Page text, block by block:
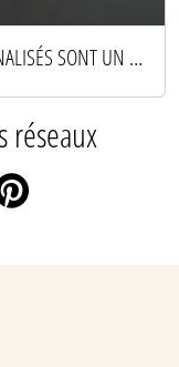
POURQUOI LES CARNETS PERSONNALISÉS SONT UN OUTIL DE MARQUE PUISSANT
réseaux